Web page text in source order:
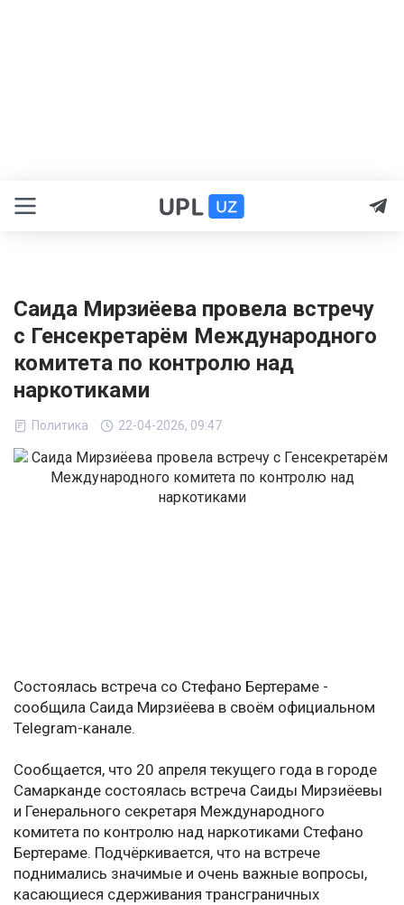
Саида Мирзиёева провела встречу
с Генсекретарём Международного
комитета по контролю над
наркотиками
Политика 22-04-2026, 09:47
Состоялась встреча со Стефано Бертераме -
сообщила Саида Мирзиёева в своём официальном
Telegram-канале.
Сообщается, что 20 апреля текущего года в городе
Самарканде состоялась встреча Саиды Мирзиёевы
и Генерального секретаря Международного
комитета по контролю над наркотиками Стефано
Бертераме. Подчёркивается, что на встрече
поднимались значимые и очень важные вопросы,
касающиеся сдерживания трансграничных